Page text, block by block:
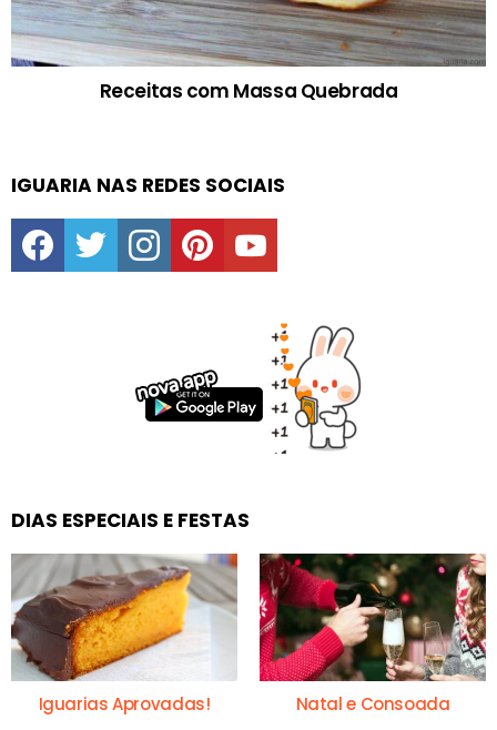
Receitas com Massa Quebrada
IGUARIA NAS REDES SOCIAIS
facebooktwitter instagrampinterestyoutube
DIAS ESPECIAIS E FESTAS
Iguarias Aprovadas! Natal e Consoada